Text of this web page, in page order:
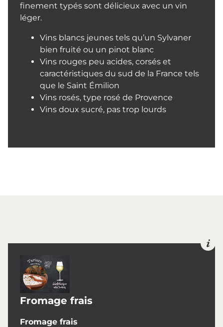
finement typés sont délicieux avec un vin
léger.
Vins blancs jeunes tels qu’un Sylvaner
bien fruité ou un pinot blanc
Vins rouges peu acides, corsés et
caractéristiques du sud de la France tels
que le Saint Émilion
Vins rosés, type rosé de Provence
Vins doux sucré, pas trop lourds
Fromage frais
Fromage frais